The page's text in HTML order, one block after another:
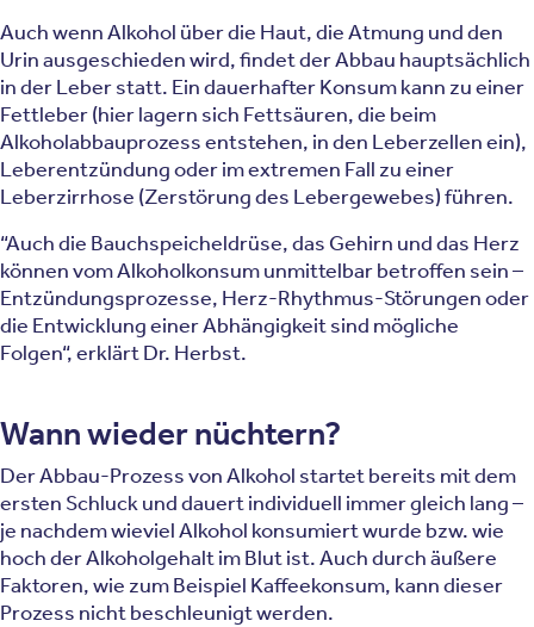
Auch wenn Alkohol über die Haut, die Atmung und den
Urin ausgeschieden wird, findet der Abbau hauptsächlich
in der Leber statt. Ein dauerhafter Konsum kann zu einer
Fettleber (hier lagern sich Fettsäuren, die beim
Alkoholabbauprozess entstehen, in den Leberzellen ein),
Leberentzündung oder im extremen Fall zu einer
Leberzirrhose (Zerstörung des Lebergewebes) führen.
“Auch die Bauchspeicheldrüse, das Gehirn und das Herz
können vom Alkoholkonsum unmittelbar betroffen sein –
Entzündungsprozesse, Herz-Rhythmus-Störungen oder
die Entwicklung einer Abhängigkeit sind mögliche
Folgen“, erklärt Dr. Herbst.
Wann wieder nüchtern?
Der Abbau-Prozess von Alkohol startet bereits mit dem
ersten Schluck und dauert individuell immer gleich lang –
je nachdem wieviel Alkohol konsumiert wurde bzw. wie
hoch der Alkoholgehalt im Blut ist. Auch durch äußere
Faktoren, wie zum Beispiel Kaffeekonsum, kann dieser
Prozess nicht beschleunigt werden.